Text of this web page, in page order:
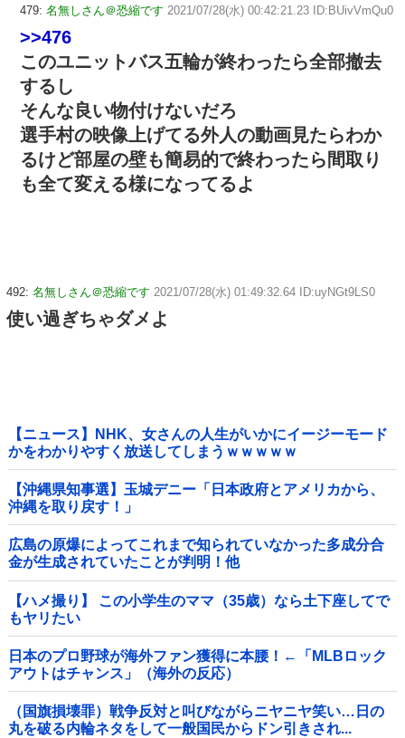
479: 名無しさん＠恐縮です 2021/07/28(水) 00:42:21.23 ID:BUivVmQu0
>>476
このユニットバス五輪が終わったら全部撤去
するし
そんな良い物付けないだろ
選手村の映像上げてる外人の動画見たらわか
るけど部屋の壁も簡易的で終わったら間取り
も全て変える様になってるよ
492: 名無しさん＠恐縮です 2021/07/28(水) 01:49:32.64 ID:uyNGt9LS0
使い過ぎちゃダメよ
【ニュース】NHK、女さんの人生がいかにイージーモード
かをわかりやすく放送してしまうｗｗｗｗｗ
【沖縄県知事選】玉城デニー「日本政府とアメリカから、
沖縄を取り戻す！」
広島の原爆によってこれまで知られていなかった多成分合
金が生成されていたことが判明！他
【ハメ撮り】 この小学生のママ（35歳）なら土下座してで
もヤリたい
日本のプロ野球が海外ファン獲得に本腰！←「MLBロック
アウトはチャンス」（海外の反応）
（国旗損壊罪）戦争反対と叫びながらニヤニヤ笑い…日の
丸を破る内輪ネタをして一般国民からドン引きされ...